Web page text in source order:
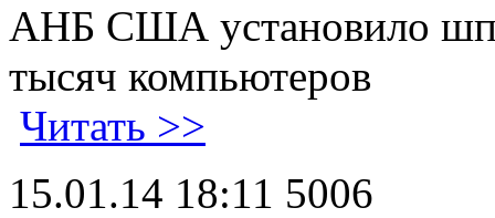
АНБ США установило
тысяч компьютеров
Читать >>
15.01.14 18:11 5006